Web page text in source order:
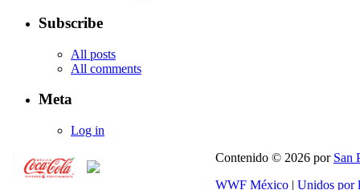
Subscribe
All posts
All comments
Meta
Log in
Contenido © 2026 por San
WWF México | Unidos por